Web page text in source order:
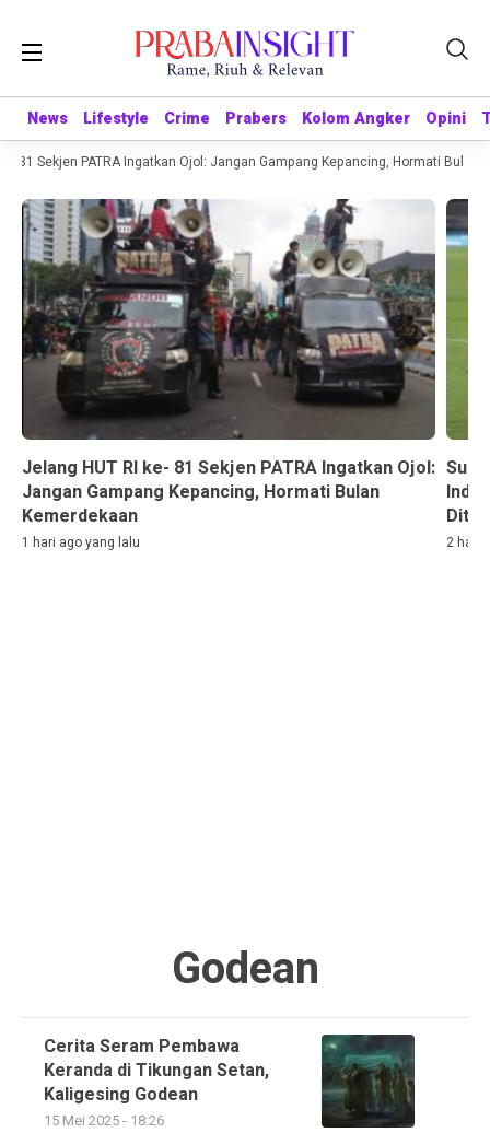
News Lifestyle Crime Prabers Kolom Angker Opini
News Lifestyle Crime Prabers Kolom Angker Opini
81 Sekjen PATRA Ingatkan Ojol: Jangan Gampang Kepancing, Hormati Bulan
Jelang HUT RI ke- 81 Sekjen PATRA Ingatkan Ojol:
Jangan Gampang Kepancing, Hormati Bulan
Kemerdekaan
1 hari ago yang lalu 2 hari
Godean
Cerita Seram Pembawa
Keranda di Tikungan Setan,
Kaligesing Godean
15 Mei 2025 - 18:26